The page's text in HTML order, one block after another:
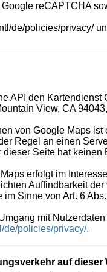
reCAPTCHA
de/policies/privacy/
API den
View, CA
von Google Maps
Regel an einen
Seite hat
erfolgt im
Auffindbarkeit
Sinne von Art. 6
mit
de/policies/privacy/.
auf dieser